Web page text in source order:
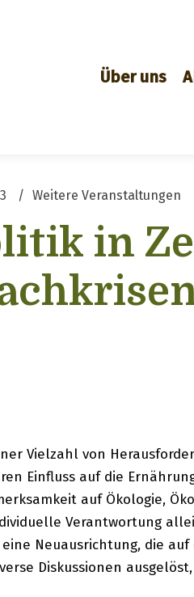
Über uns
Weitere Veranstaltungen
in
Vielzahl von
Einfluss auf die
auf Ökologie,
Verantwortung
Neuausrichtung, die
Diskussionen